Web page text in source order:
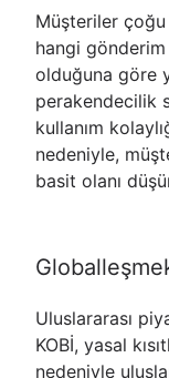
Müşteriler çoğu
hangi
olduğuna göre
perakendecilik
kullanım
nedeniyle,
basit olanı
Uluslararası
KOBİ, yasal
nedeniyle